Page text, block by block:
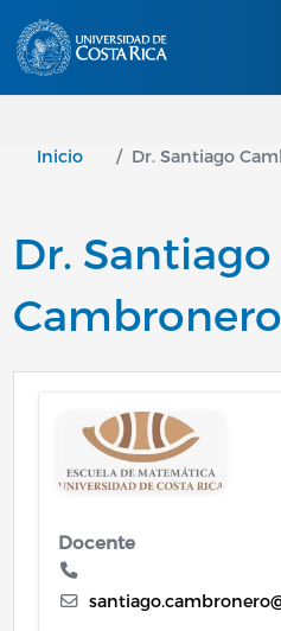
Inicio Dr. Santiago
Dr. Santiago
Image
Docente